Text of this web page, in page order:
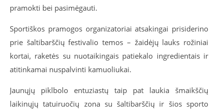
pramokti bei pasimėgauti.
Sportiškos pramogos organizatoriai atsakingai prisiderino
prie šaltibarščių festivalio temos – žaidėjų lauks rožiniai
kortai, raketės su nuotaikingais patiekalo ingredientais ir
atitinkamai nuspalvinti kamuoliukai.
Jaunųjų piklbolo entuziastų taip pat laukia šmaikščių
laikinųjų tatuiruočių zona su šaltibarščių ir šios sporto